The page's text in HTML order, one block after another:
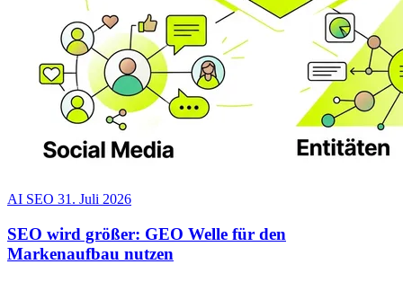
AI SEO 31. Juli 2026
SEO wird größer: GEO Welle für den
Markenaufbau nutzen